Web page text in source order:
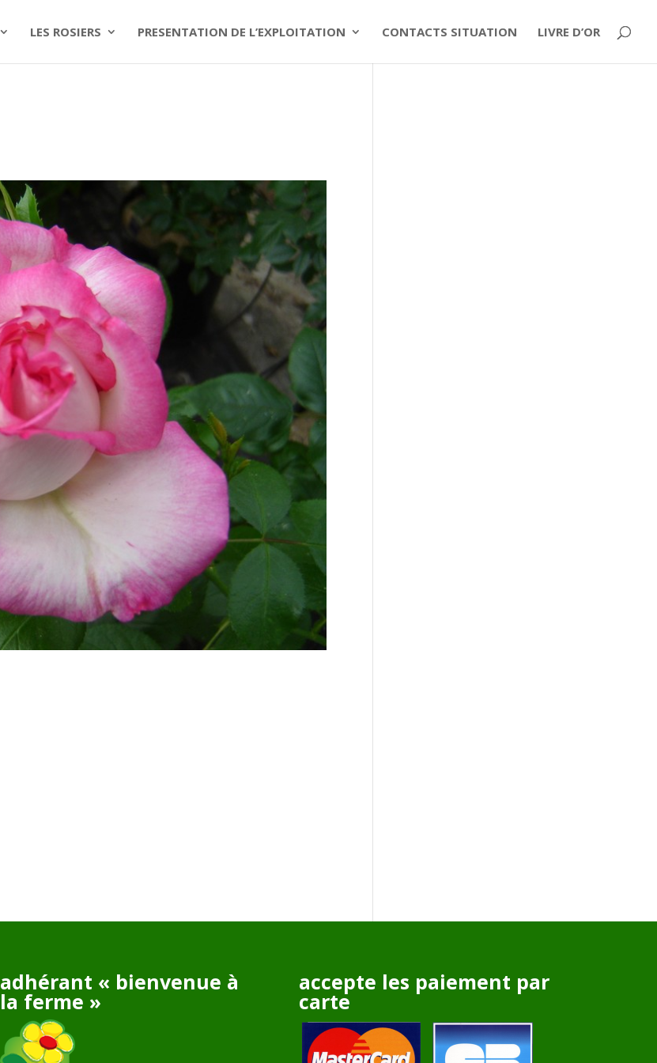
LES ROSIERS PRESENTATION DE L’EXPLOITATION CONTACTS SITUATION LIVRE D’OR
adhérant « bienvenue à
la ferme »
accepte les paiement par
carte